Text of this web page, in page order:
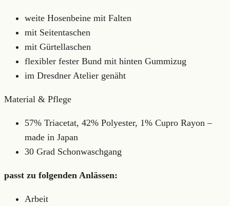
weite Hosenbeine mit Falten
mit Seitentaschen
mit Gürtellaschen
flexibler fester Bund mit hinten Gummizug
im Dresdner Atelier genäht
Material & Pflege
57% Triacetat, 42% Polyester, 1% Cupro Rayon –
made in Japan
30 Grad Schonwaschgang
passt zu folgenden Anlässen:
Arbeit